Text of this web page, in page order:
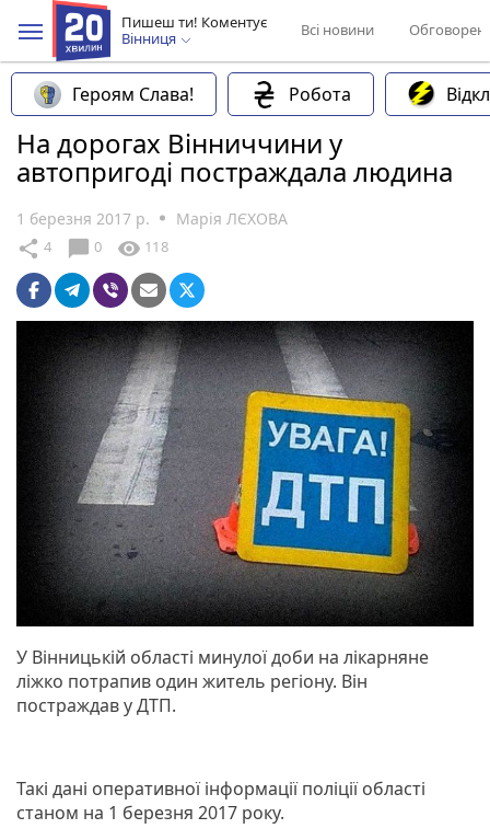
Пишеш ти! Коментує
Вінниця
Всі новини
Героям Слава! Робота
На дорогах Вінниччини у
автопригоді постраждала людина
1 березня 2017 р. Марія ЛЄХОВА
share 4 chat_bubble 0 visibility 118
У Вінницькій області минулої доби на лікарняне
ліжко потрапив один житель регіону. Він
постраждав у ДТП.
Такі дані оперативної інформації поліції області
станом на 1 березня 2017 року.